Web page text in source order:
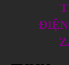
ĐIỆN